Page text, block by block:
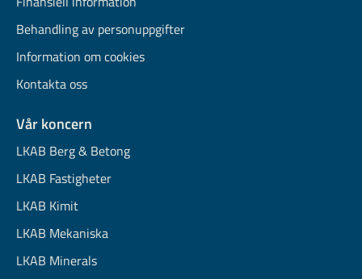
Behandling av personuppgifter
Information om cookies
Kontakta oss
Vår koncern
LKAB Berg & Betong
LKAB Fastigheter
LKAB Kimit
LKAB Mekaniska
LKAB Minerals